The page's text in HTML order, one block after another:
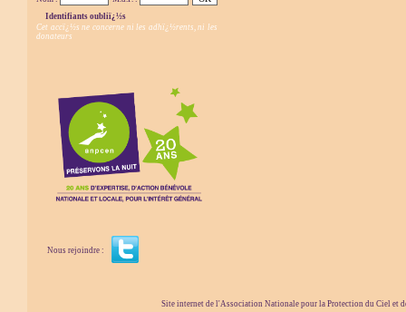
Identifiants oubliï¿½s
Cet accï¿½s ne concerne ni les adhï¿½rents, ni les
donateurs
Nous rejoindre :
Site internet de l'Association Nationale pour la Protection du Ciel et de